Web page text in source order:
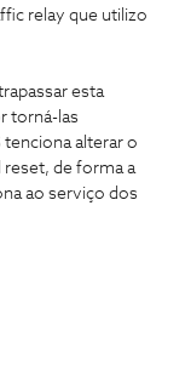
relay que utilizo
esta
torná-las
alterar o
de forma a
ao serviço dos